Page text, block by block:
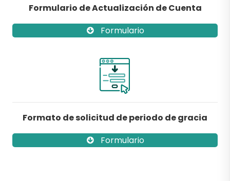
Formulario de Actualización de Cuenta
Formulario
Formato de solicitud de periodo de gracia
Formulario